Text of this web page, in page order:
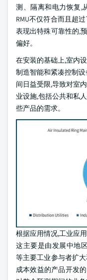
测、隔离和电力恢复,
RMU不仅符合而且超
表现出特殊可靠性的,
偏好。
在安装的基础上,室内
制造智能和紧凑控制
间日益受限,导致对室
业设施,包括公共和私
些产品的需求。
根据应用情况,工业应
这主要是由发展中地
等主要工业参与者扩
成本效益的产品开发